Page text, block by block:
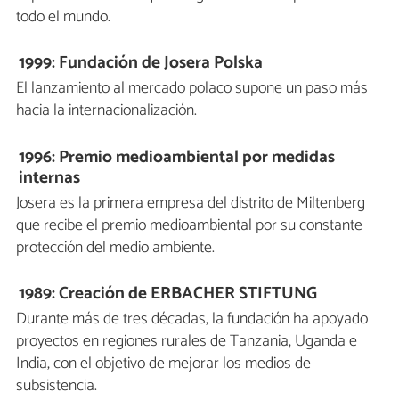
todo el mundo.
1999: Fundación de Josera Polska
El lanzamiento al mercado polaco supone un paso más
hacia la internacionalización.
1996: Premio medioambiental por medidas
internas
Josera es la primera empresa del distrito de Miltenberg
que recibe el premio medioambiental por su constante
protección del medio ambiente.
1989: Creación de ERBACHER STIFTUNG
Durante más de tres décadas, la fundación ha apoyado
proyectos en regiones rurales de Tanzania, Uganda e
India, con el objetivo de mejorar los medios de
subsistencia.